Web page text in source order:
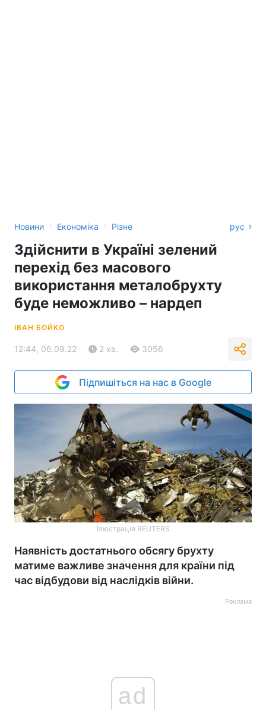
Новини › Економіка › Різне рус
Здійснити в Україні зелений
перехід без масового
використання металобрухту
буде неможливо – нардеп
ІВАН БОЙКО
12:44, 06.09.22 2 хв. 3056
Підпишіться на нас в Google
Ілюстрація REUTERS
Наявність достатнього обсягу брухту
матиме важливе значення для країни під
час відбудови від наслідків війни.
Реклама
ad